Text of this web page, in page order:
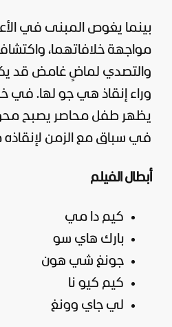
بينما يغوص المبنى في
مواجهة خلافاتهما،
والتصدي لماضٍ غامض قد
وراء إنقاذ هي جو لها.
يظهر طفل محاصر يصبح محور
في سباق مع الزمن لإنقاذه
أبطال الفيلم
كيم دا مي
بارك هاي سو
جونغ شي هون
كيم كيو نا
لي جاي وونغ